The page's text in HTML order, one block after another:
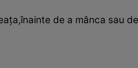
de a mânca sau